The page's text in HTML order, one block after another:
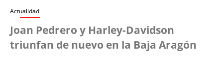
Actualidad
Joan Pedrero y Harley-Davidson
triunfan de nuevo en la Baja Aragón